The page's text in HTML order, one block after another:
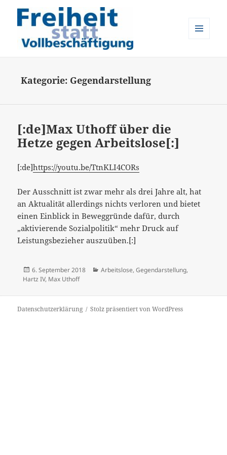
Kategorie: Gegendarstellung
[:de]Max Uthoff über die
Hetze gegen Arbeitslose[:]
[:de]https://youtu.be/TtnKLI4CORs
Der Ausschnitt ist zwar mehr als drei Jahre alt, hat
an Aktualität allerdings nichts verloren und bietet
einen Einblick in Beweggründe dafür, durch
„aktivierende Sozialpolitik“ mehr Druck auf
Leistungsbezieher auszuüben.[:]
Veröffentlicht
am
6. September 2018 Kategorien
Arbeitslose, Gegendarstellung,
Hartz IV, Max Uthoff
Datenschutzerklärung Stolz präsentiert von WordPress